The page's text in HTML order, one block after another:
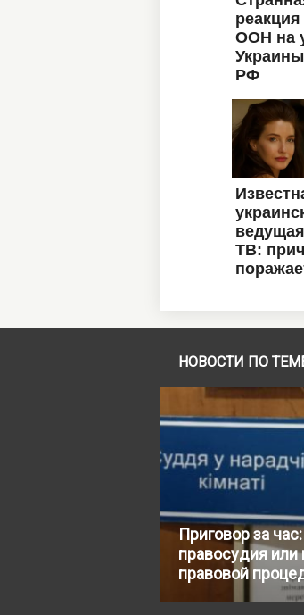
НОВОСТИ ПО
Приговор за
правосудия или
правовой